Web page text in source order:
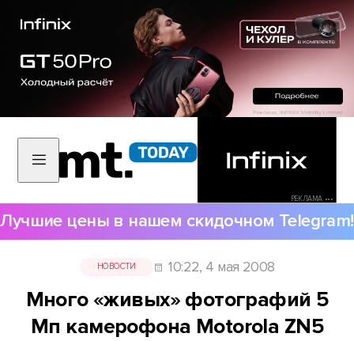
РЕКЛАМА •••
Лучшие цены в нашем скидочном Telegram!
НОВОСТИ 10:22, 4 мая 2008
Много «живых» фотографий 5
Мп камерофона Motorola ZN5